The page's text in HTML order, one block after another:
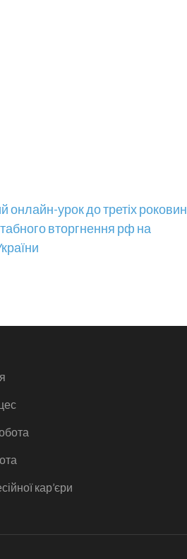
онлайн-урок до третіх роковин
вторгнення рф на
кар’єри